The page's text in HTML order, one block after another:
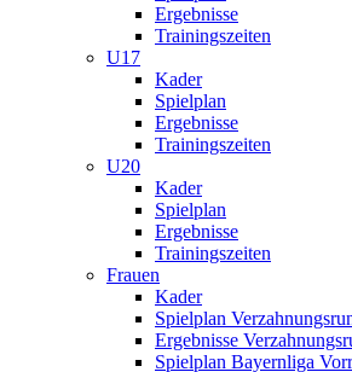
Ergebnisse
Trainingszeiten
U17
Kader
Spielplan
Ergebnisse
Trainingszeiten
U20
Kader
Spielplan
Ergebnisse
Trainingszeiten
Frauen
Kader
Spielplan
Ergebnisse
Spielplan Bayernliga